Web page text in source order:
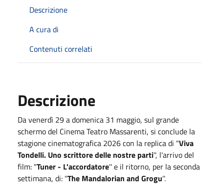
Descrizione
A cura di
Contenuti correlati
Descrizione
Da venerdì 29 a domenica 31 maggio, sul grande
schermo del Cinema Teatro Massarenti, si conclude la
stagione cinematografica 2026 con la replica di "Viva
Tondelli. Uno scrittore delle nostre parti'', l'arrivo del
film: "Tuner - L'accordatore'' e il ritorno, per la seconda
settimana, di: ''The Mandalorian and Grogu''.